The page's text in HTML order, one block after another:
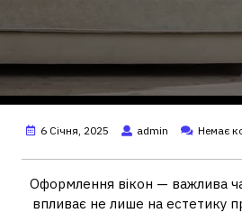
6 Січня, 2025 admin Немає
Оформлення вікон — важлива
впливає не лише на естетику